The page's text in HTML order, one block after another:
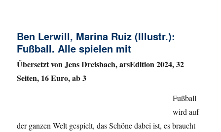
Ben Lerwill, Marina Ruiz (Illustr.):
Fußball. Alle spielen mit
Übersetzt von Jens Dreisbach, arsEdition 2024, 32
Seiten, 16 Euro, ab 3
Fußball
wird auf
der ganzen Welt gespielt, das Schöne dabei ist, es braucht